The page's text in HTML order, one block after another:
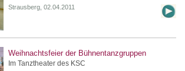
Strausberg, 02.04.2011
Weihnachtsfeier der Bühnentanzgruppen
Im Tanztheater des KSC